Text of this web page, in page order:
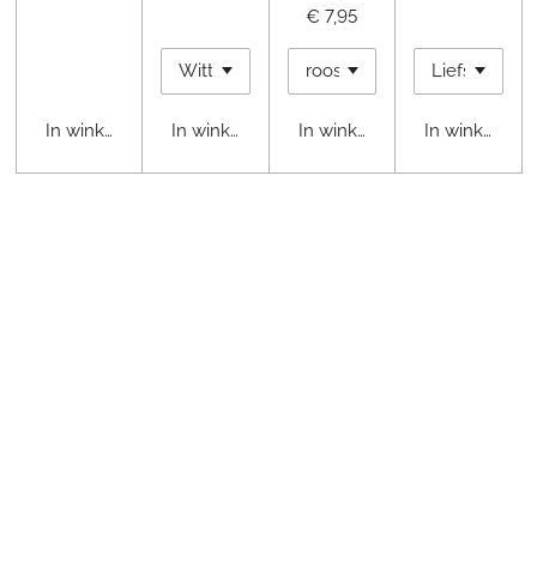
In winkelwagenIn winkelwagen
€ 7,95
In winkelwagenIn